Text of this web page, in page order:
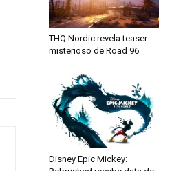
THQ Nordic revela teaser
misterioso de Road 96
Disney Epic Mickey: